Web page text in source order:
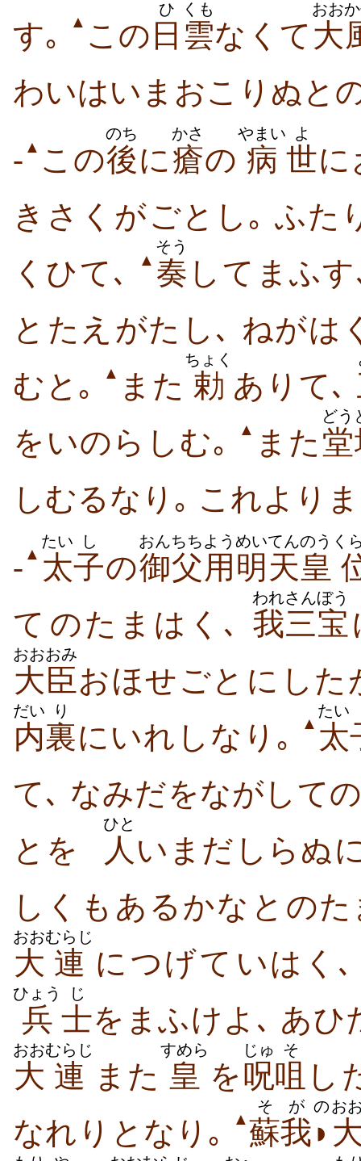
す｡
▲ この 日
ひ
雲
くも
なくて大
おお
わい​は​いま​おこり​ぬ​と​
- ▲ この後
のち
に瘡
かさ
の 病
やまい
世
よ
に​
き​さく​が​ごとし｡ ふた
くひ​て､
▲ 奏
そう
し​て​まふ
と​たえ​がたし､ ねがは
む​と｡
▲ また 勅
ちょく
あり​て､
を​いのら​しむ｡ ▲ また
どう
しむる​なり｡ これ​より​
- ▲ 太
たい
子
し
の御父
おんちち
用明
ようめい
天皇
てんのう く
て​のたまはく､ 我
われ
三宝
さんぼう
大臣
おおおみ
おほせごと​に​した
内
だい
裏
り
に​いれ​し​なり｡ ▲ 太
たい
て､ なみだ​を​ながし​て​
と​を
人
ひと
いまだ​しら​ぬ​
しく​も​ある​かな​と​の
大
おお
連
むらじ
に​つげ​て​いはく
兵
ひょう
士
じ
を​まふけ​よ､ あ
大
おお
連
むらじ
また 皇
すめら
を呪
じゅ
咀
そ
し​
なれ​り​となり｡
▲ 蘇我
そが
◗
の お